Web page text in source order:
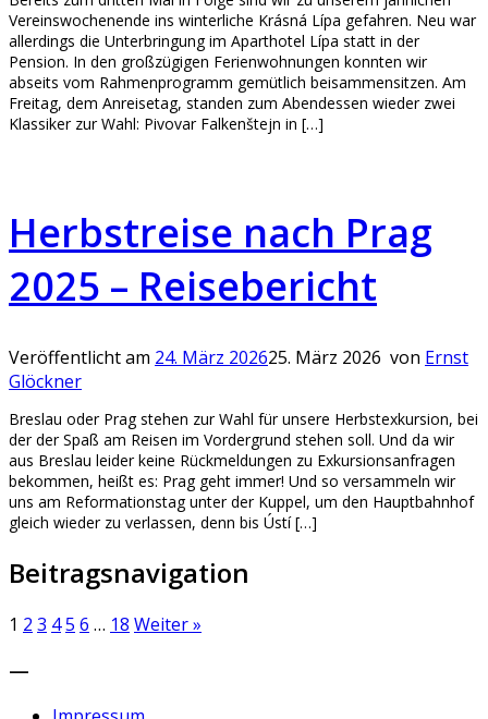
Vereinswochenende ins winterliche Krásná Lípa gefahren. Neu war
allerdings die Unterbringung im Aparthotel Lípa statt in der
Pension. In den großzügigen Ferienwohnungen konnten wir
abseits vom Rahmenprogramm gemütlich beisammensitzen. Am
Freitag, dem Anreisetag, standen zum Abendessen wieder zwei
Klassiker zur Wahl: Pivovar Falkenštejn in […]
Herbstreise nach Prag
2025 – Reisebericht
Veröffentlicht am 24. März 202625. März 2026 von Ernst
Glöckner
Breslau oder Prag stehen zur Wahl für unsere Herbstexkursion, bei
der der Spaß am Reisen im Vordergrund stehen soll. Und da wir
aus Breslau leider keine Rückmeldungen zu Exkursionsanfragen
bekommen, heißt es: Prag geht immer! Und so versammeln wir
uns am Reformationstag unter der Kuppel, um den Hauptbahnhof
gleich wieder zu verlassen, denn bis Ústí […]
Beitragsnavigation
1 2 3 45 6 … 18 Weiter »
—